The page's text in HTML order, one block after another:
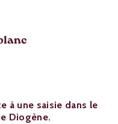
à une saisie dans le
Diogène.